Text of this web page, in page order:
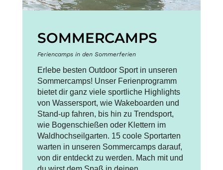
SOMMERCAMPS
Feriencamps in den Sommerferien
Erlebe besten Outdoor Sport in unseren
Sommercamps! Unser Ferienprogramm
bietet dir ganz viele sportliche Highlights
von Wassersport, wie Wakeboarden und
Stand-up fahren, bis hin zu Trendsport,
wie Bogenschießen oder Klettern im
Waldhochseilgarten. 15 coole Sportarten
warten in unseren Sommercamps darauf,
von dir entdeckt zu werden. Mach mit und